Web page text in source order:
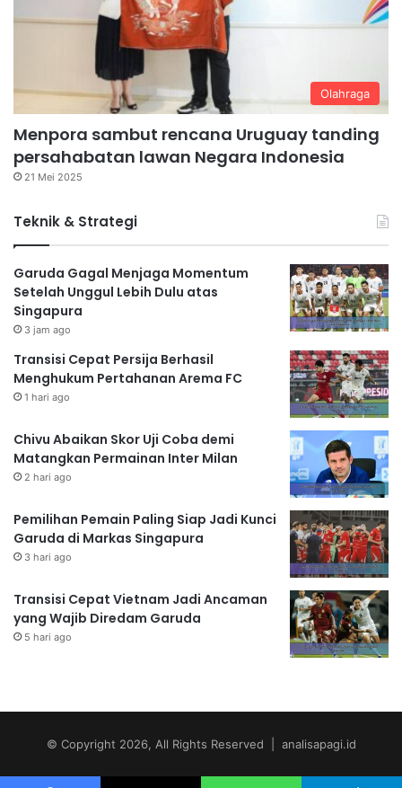
Olahraga
Menpora sambut rencana Uruguay tanding
persahabatan lawan Negara Indonesia
21 Mei 2025
Teknik & Strategi
Garuda Gagal Menjaga Momentum
Setelah Unggul Lebih Dulu atas
Singapura
3 jam ago
Transisi Cepat Persija Berhasil
Menghukum Pertahanan Arema FC
1 hari ago
Chivu Abaikan Skor Uji Coba demi
Matangkan Permainan Inter Milan
2 hari ago
Pemilihan Pemain Paling Siap Jadi Kunci
Garuda di Markas Singapura
3 hari ago
Transisi Cepat Vietnam Jadi Ancaman
yang Wajib Diredam Garuda
5 hari ago
© Copyright 2026, All Rights Reserved | analisapagi.id